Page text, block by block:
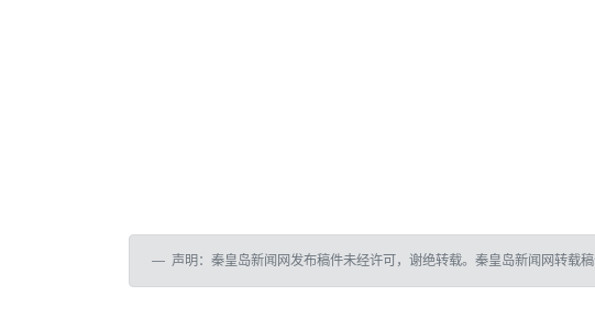
声明：秦皇岛新闻网发布稿件未经许可，谢绝转载。秦皇岛新闻网转载